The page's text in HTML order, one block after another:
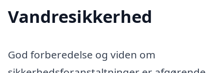
Vandresikkerhed
God forberedelse og viden om